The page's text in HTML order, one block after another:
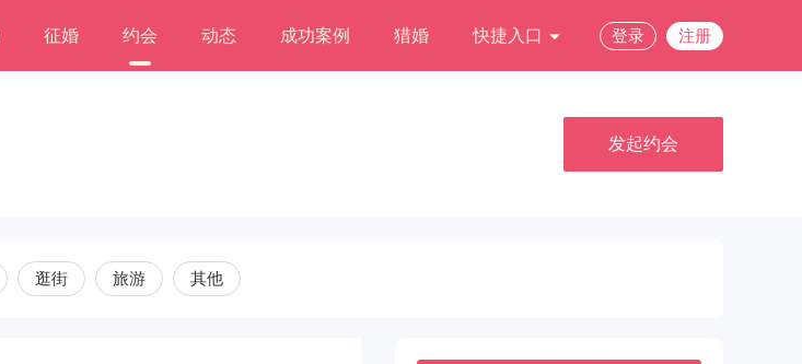
征婚 约会 动态 成功案例 猎婚 快捷入口 登录 注册
发起约会
逛街 旅游 其他